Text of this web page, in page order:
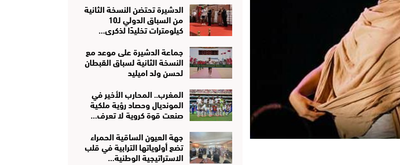
الدشيرة تحتضن النسخة الثانية
من السباق الدولي لـ10
كيلومترات تخليدًا لذكرى…
جماعة الدشيرة على موعد مع
النسخة الثانية لسباق القبطان
لحسن ولد اميليد
المغرب.. المحارب الأخير في
المونديال وحصاد رؤية ملكية
صنعت قوة كروية لا تعرف…
جهة العيون الساقية الحمراء
تضع أولوياتها الترابية في قلب
الاستراتيجية الوطنية…